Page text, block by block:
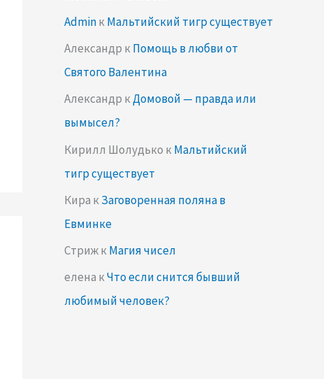
AdminкМальтийский тигр существует
Александр кПомощь в любви от
Святого Валентина
Александр кДомовой — правда или
вымысел?
Кирилл Шолудько кМальтийский
тигр существует
Кира кЗаговоренная поляна в
Евминке
СтрижкМагия чисел
елена кЧто если снится бывший
любимый человек?